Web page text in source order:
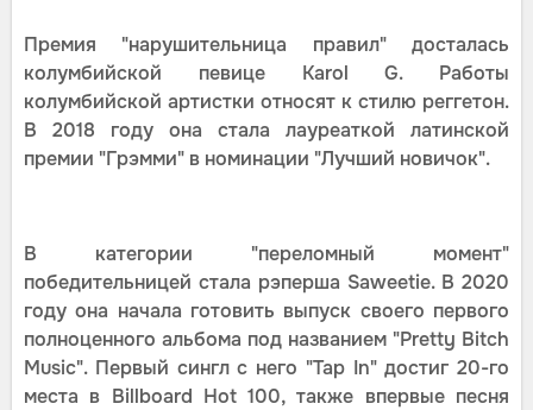
Премия "нарушительница правил" досталась
колумбийской певице Karol G. Работы
колумбийской артистки относят к стилю реггетон.
В 2018 году она стала лауреаткой латинской
премии "Грэмми" в номинации "Лучший новичок".
В категории "переломный момент"
победительницей стала рэперша Saweetie. В 2020
году она начала готовить выпуск своего первого
полноценного альбома под названием "Pretty Bitch
Music". Первый сингл с него "Tap In" достиг 20-го
места в Billboard Hot 100, также впервые песня